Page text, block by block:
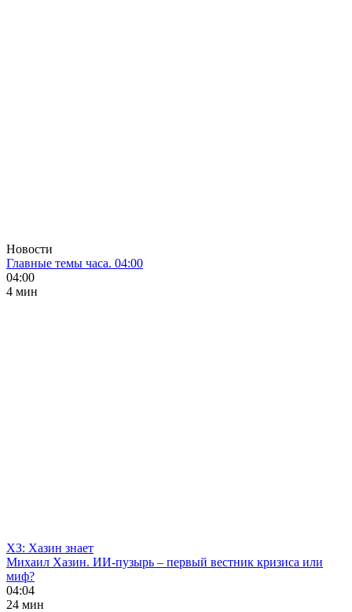
Новости
Главные темы часа. 04:00
04:00
4 мин
ХЗ: Хазин знает
Михаил Хазин. ИИ-пузырь – первый вестник кризиса или
миф?
04:04
24 мин